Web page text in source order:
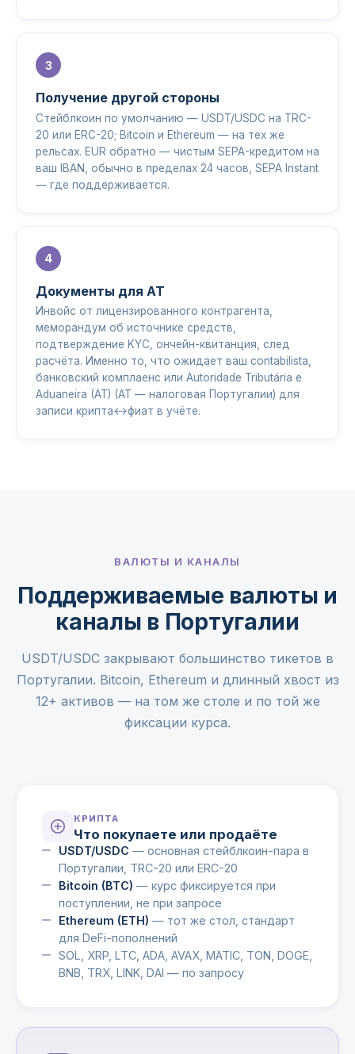
Получение другой стороны
Стейблкоин по умолчанию — USDT/USDC на TRC-
20 или ERC-20; Bitcoin и Ethereum — на тех же
рельсах. EUR обратно — чистым SEPA-кредитом на
ваш IBAN, обычно в пределах 24 часов, SEPA Instant
— где поддерживается.
Документы для AT
Инвойс от лицензированного контрагента,
меморандум об источнике средств,
подтверждение KYC, ончейн-квитанция, след
расчёта. Именно то, что ожидает ваш contabilista,
банковский комплаенс или Autoridade Tributária e
Aduaneira (AT) (AT — налоговая Португалии) для
записи крипта↔фиат в учёте.
ВАЛЮТЫ И КАНАЛЫ
Поддерживаемые валюты и
каналы в Португалии
USDT/USDC закрывают большинство тикетов в
Португалии. Bitcoin, Ethereum и длинный хвост из
12+ активов — на том же столе и по той же
фиксации курса.
КРИПТА
Что покупаете или продаёте
USDT/USDC — основная стейблкоин-пара в
Португалии, TRC-20 или ERC-20
Bitcoin (BTC) — курс фиксируется при
поступлении, не при запросе
Ethereum (ETH) — тот же стол, стандарт
для DeFi-пополнений
SOL, XRP, LTC, ADA, AVAX, MATIC, TON, DOGE,
BNB, TRX, LINK, DAI — по запросу